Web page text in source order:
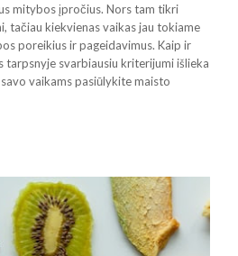
mitybos įpročius. Nors tam tikri
tačiau kiekvienas vaikas jau tokiame
poreikius ir pageidavimus. Kaip ir
tarpsnyje svarbiausiu kriterijumi išlieka
vaikams pasiūlykite maisto